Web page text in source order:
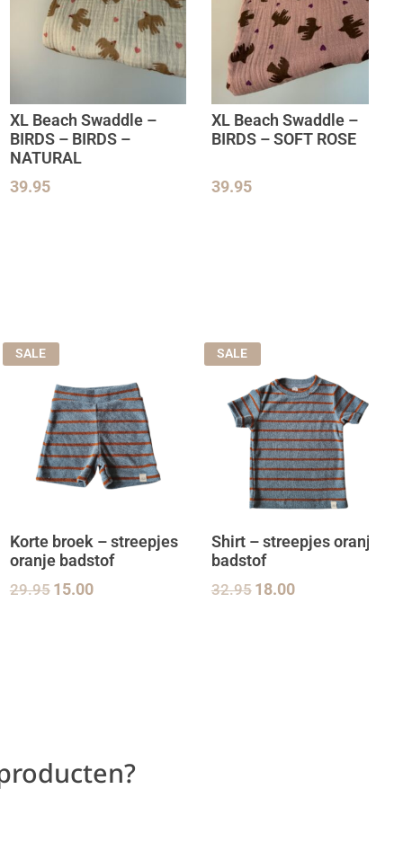
XL Beach Swaddle –
BIRDS – BIRDS –
NATURAL
39.95
XL Beach Swaddle –
BIRDS – SOFT ROSE
39.95
SALE
Korte broek – streepjes
oranje badstof
29.95 15.00
SALE
Shirt – streepjes oranje
badstof
32.95 18.00